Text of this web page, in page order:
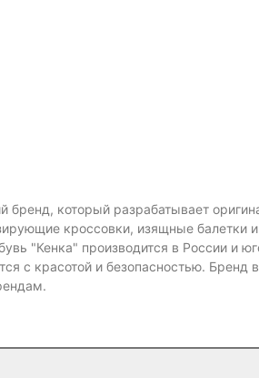
бренд, который разрабатывает
кроссовки, изящные
"Кенка" производится в России и
с красотой и безопасностью.